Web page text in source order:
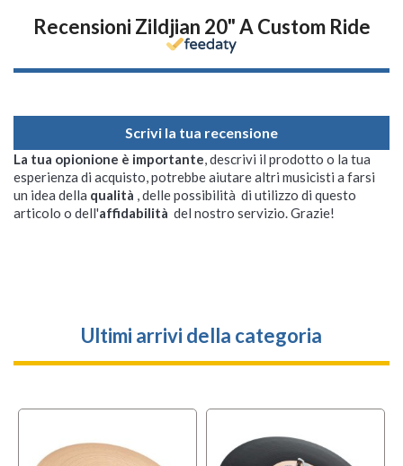
Recensioni Zildjian 20" A Custom Ride
Scrivi la tua recensione
La tua opionione è importante, descrivi il prodotto o la tua
esperienza di acquisto, potrebbe aiutare altri musicisti a farsi
un idea della qualità , delle possibilità di utilizzo di questo
articolo o dell'affidabilità del nostro servizio. Grazie!
Ultimi arrivi della categoria